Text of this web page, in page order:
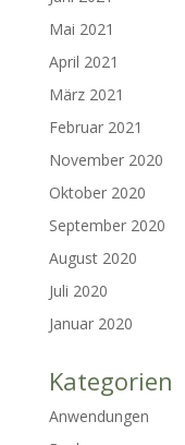
Mai 2021
April 2021
März 2021
Februar 2021
November 2020
Oktober 2020
September 2020
August 2020
Juli 2020
Januar 2020
Kategorien
Anwendungen